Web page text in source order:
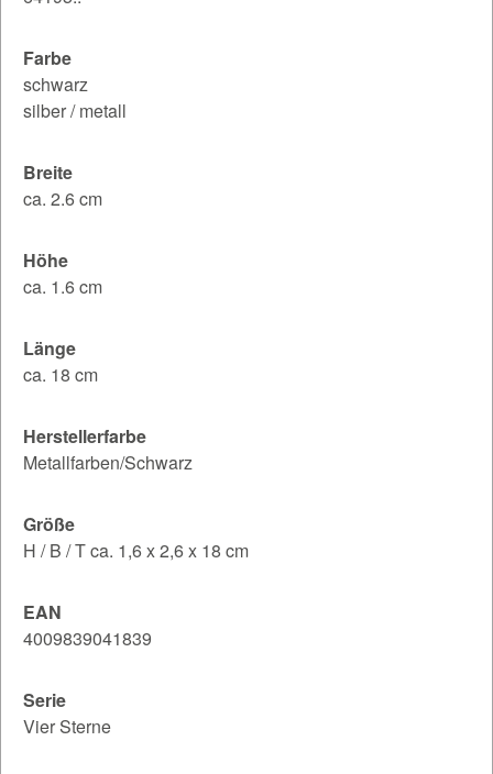
Farbe
schwarz
silber / metall
Breite
ca. 2.6 cm
Höhe
ca. 1.6 cm
Länge
ca. 18 cm
Herstellerfarbe
Metallfarben/Schwarz
Größe
H / B / T ca. 1,6 x 2,6 x 18 cm
EAN
4009839041839
Serie
Vier Sterne